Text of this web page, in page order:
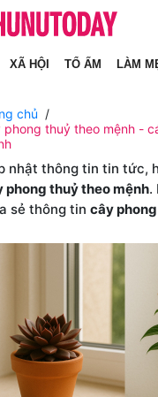
XÃ HỘI TỔ ẤM LÀM
chủ
phong thuỷ theo mệnh -
nhật thông tin tin tức,
phong thuỷ theo mệnh.
sẻ thông tin cây